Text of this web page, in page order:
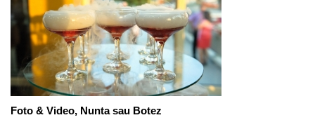
Foto & Video, Nunta sau Botez